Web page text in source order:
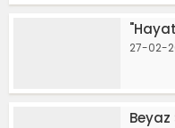
27-02-